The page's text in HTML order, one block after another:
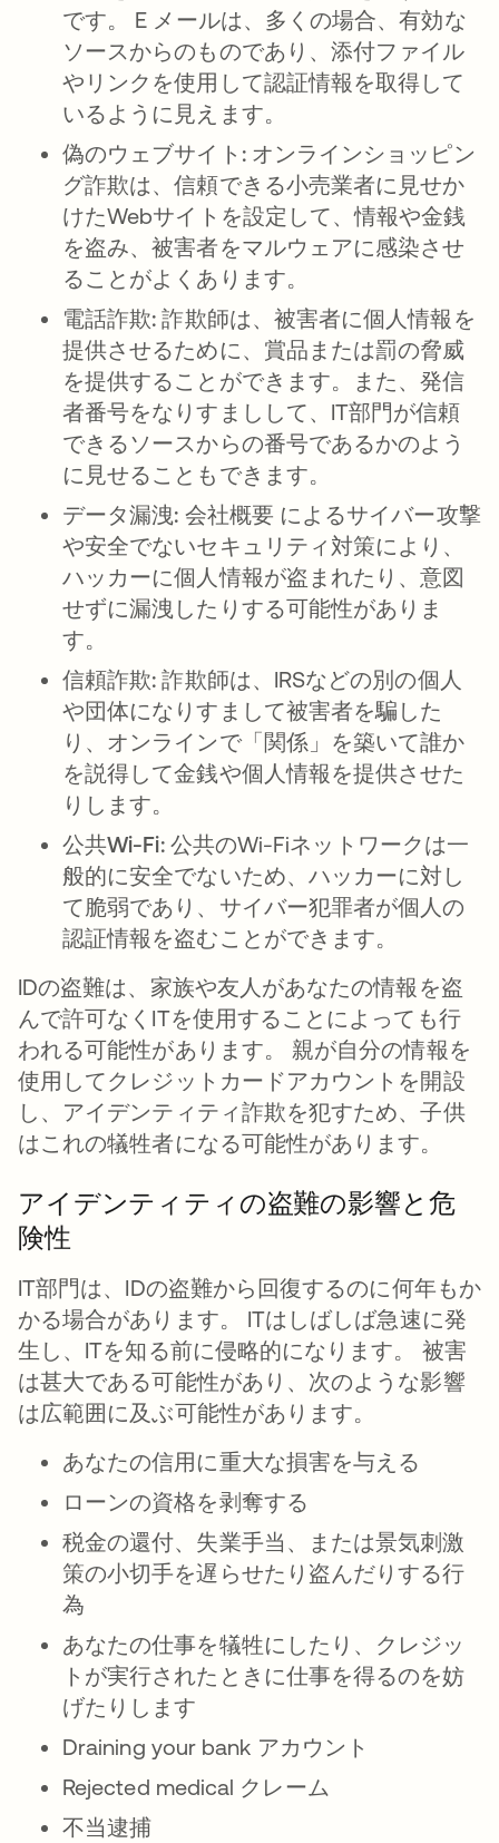
です。 E メールは、多くの場合、有効な
ソースからのものであり、添付ファイル
やリンクを使用して認証情報を取得して
いるように見えます。
偽のウェブサイト:オンラインショッピン
グ詐欺は、信頼できる小売業者に見せか
けたWebサイトを設定して、情報や金銭
を盗み、被害者をマルウェアに感染させ
ることがよくあります。
電話詐欺: 詐欺師は、被害者に個人情報を
提供させるために、賞品または罰の脅威
を提供することができます。また、発信
者番号をなりすましして、IT部門が信頼
できるソースからの番号であるかのよう
に見せることもできます。
データ漏洩: 会社概要 によるサイバー攻撃
や安全でないセキュリティ対策により、
ハッカーに個人情報が盗まれたり、意図
せずに漏洩したりする可能性がありま
す。
信頼詐欺: 詐欺師は、IRSなどの別の個人
や団体になりすまして被害者を騙した
り、オンラインで「関係」を築いて誰か
を説得して金銭や個人情報を提供させた
りします。
公共Wi-Fi:公共のWi-Fiネットワークは一
般的に安全でないため、ハッカーに対し
て脆弱であり、サイバー犯罪者が個人の
認証情報を盗むことができます。
IDの盗難は、家族や友人があなたの情報を盗
んで許可なくITを使用することによっても行
われる可能性があります。 親が自分の情報を
使用してクレジットカードアカウントを開設
し、アイデンティティ詐欺を犯すため、子供
はこれの犠牲者になる可能性があります。
アイデンティティの盗難の影響と危
険性
IT部門は、IDの盗難から回復するのに何年もか
かる場合があります。 ITはしばしば急速に発
生し、ITを知る前に侵略的になります。 被害
は甚大である可能性があり、次のような影響
は広範囲に及ぶ可能性があります。
あなたの信用に重大な損害を与える
ローンの資格を剥奪する
税金の還付、失業手当、または景気刺激
策の小切手を遅らせたり盗んだりする行
為
あなたの仕事を犠牲にしたり、クレジッ
トが実行されたときに仕事を得るのを妨
げたりします
Draining your bank アカウント
Rejected medical クレーム
不当逮捕